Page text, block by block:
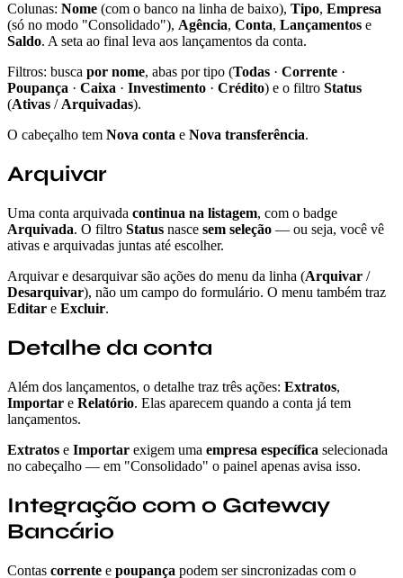
Colunas: Nome (com o banco na linha de baixo), Tipo, Empresa
(só no modo "Consolidado"), Agência, Conta, Lançamentos e
Saldo. A seta ao final leva aos lançamentos da conta.
Filtros: busca por nome, abas por tipo (Todas · Corrente ·
Poupança · Caixa · Investimento · Crédito) e o filtro Status
(Ativas /Arquivadas).
O cabeçalho tem Nova conta e Nova transferência.
Arquivar
Uma conta arquivada continua na listagem, com o badge
Arquivada. O filtro Status nasce sem seleção — ou seja, você vê
ativas e arquivadas juntas até escolher.
Arquivar e desarquivar são ações do menu da linha (Arquivar /
Desarquivar), não um campo do formulário. O menu também traz
Editar e Excluir.
Detalhe da conta
Além dos lançamentos, o detalhe traz três ações: Extratos,
Importar e Relatório. Elas aparecem quando a conta já tem
lançamentos.
Extratos e Importar exigem uma empresa específica selecionada
no cabeçalho — em "Consolidado" o painel apenas avisa isso.
Integração com o Gateway
Bancário
Contas corrente e poupança podem ser sincronizadas com o